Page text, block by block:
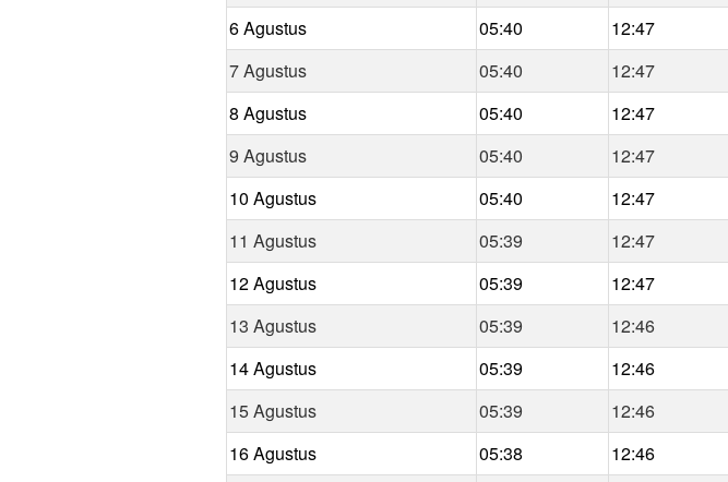
6 Agustus
05:40 12:47
7 Agustus
05:40 12:47
8 Agustus
05:40 12:47
9 Agustus
05:40 12:47
10 Agustus
05:40 12:47
11 Agustus
05:39 12:47
12 Agustus
05:39 12:47
13 Agustus
05:39 12:46
14 Agustus
05:39 12:46
15 Agustus
05:39 12:46
16 Agustus
05:38 12:46